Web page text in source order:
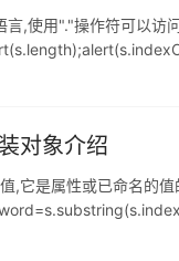
,使用"."操作符可以访
对象介绍
,它是属性或已命名的